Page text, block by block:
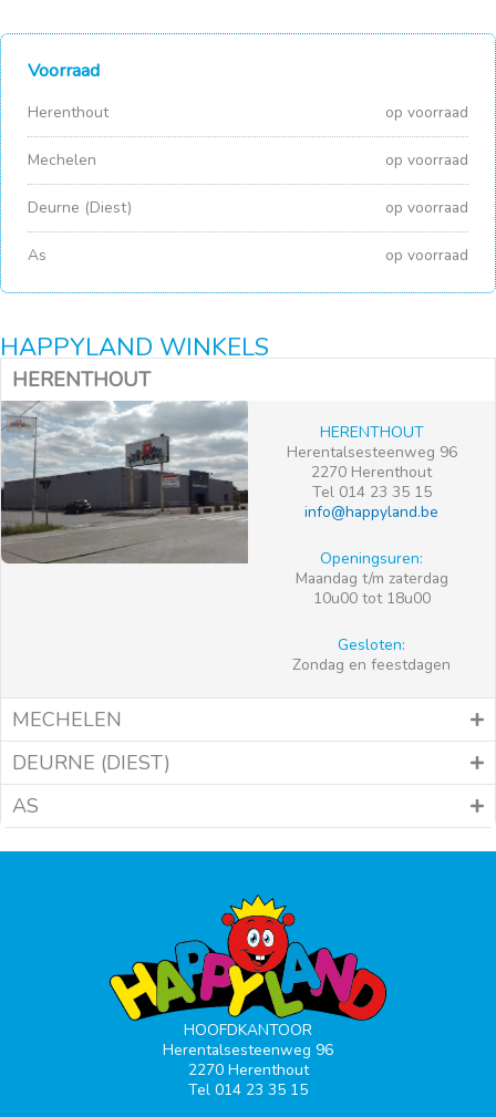
Voorraad
Herenthout op voorraad
Mechelen op voorraad
Deurne (Diest) op voorraad
As op voorraad
HAPPYLAND WINKELS
HERENTHOUT
HERENTHOUT
Herentalsesteenweg 96
2270 Herenthout
Tel 014 23 35 15
info@happyland.be
Openingsuren:
Maandag t/m zaterdag
10u00 tot 18u00
Gesloten:
Zondag en feestdagen
MECHELEN
DEURNE (DIEST)
AS
HOOFDKANTOOR
Herentalsesteenweg 96
2270 Herenthout
Tel 014 23 35 15